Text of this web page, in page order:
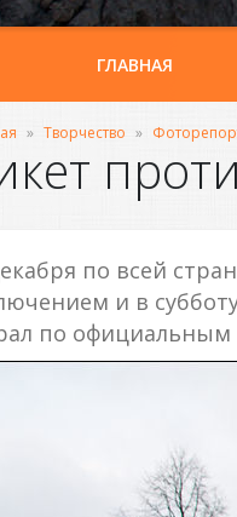
ГЛАВНАЯ
» Творчество »
по всей
и в
по официальным